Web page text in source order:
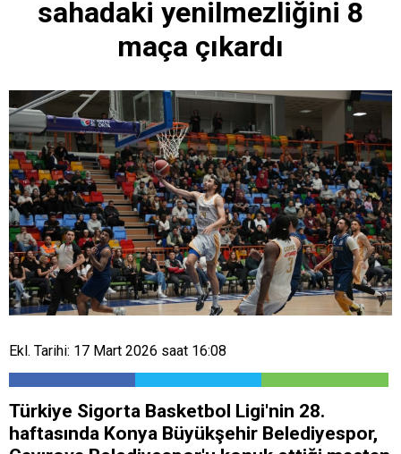
sahadaki yenilmezliğini 8
maça çıkardı
Ekl. Tarihi: 17 Mart 2026 saat 16:08
Türkiye Sigorta Basketbol Ligi'nin 28.
haftasında Konya Büyükşehir Belediyespor,